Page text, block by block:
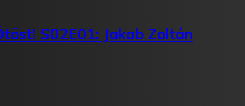
S02E01: Jakab Zoltán